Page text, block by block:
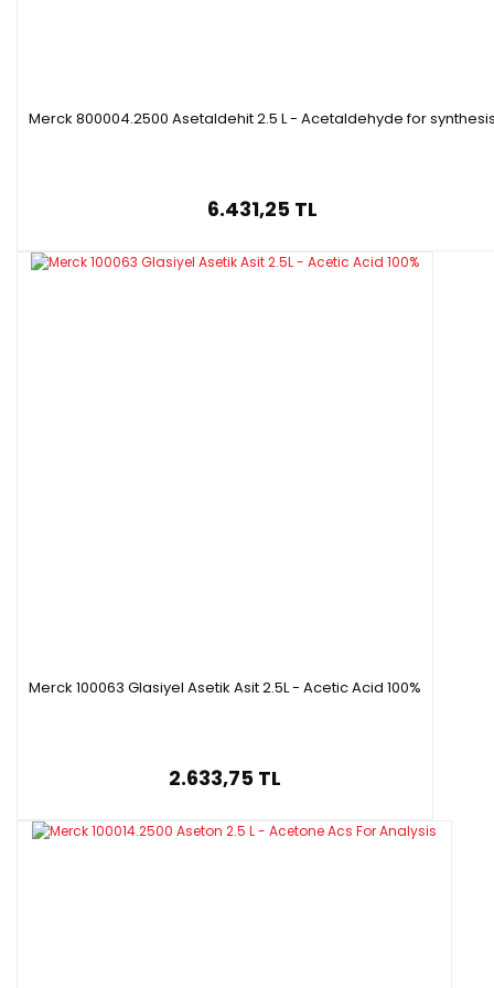
Merck 800004.2500 Asetaldehit 2.5 L - Acetaldehyde for
6.431,25 TL
Merck 100063 Glasiyel Asetik Asit 2.5L - Acetic Acid 100%
2.633,75 TL